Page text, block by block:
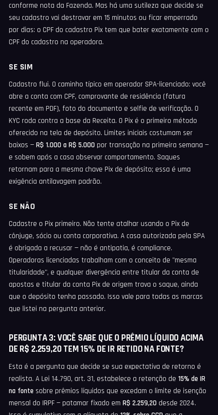
conforme nota da Fazenda. Mas há uma sutileza que decide se
seu cadastro vai destravar em 15 minutos ou ficar emperrado
por dias: o CPF do cadastro Pix tem que bater exatamente com o
CPF do cadastro na operadora.
SE SIM
Cadastro flui. O caminho típico em operador SPA-licenciado: você
abre a conta com CPF, comprovante de residência (fatura
recente em PDF), foto do documento e selfie de verificação. O
KYC roda contra a base da Receita. O Pix é o primeiro método
oferecido na tela de depósito. Limites iniciais costumam ser
baixos — R$ 1.000 a R$ 5.000 por transação na primeira semana —
e sobem após a casa observar comportamento. Saques
retornam para a mesma chave Pix de depósito; essa é uma
exigência antilavagem padrão.
SE NÃO
Cadastre o Pix primeiro. Não tente atalhar usando o Pix de
cônjuge, sócio ou conta corporativa. A casa autorizada pela SPA
é obrigada a recusar — não é antipatia, é compliance.
Operadoras licenciadas trabalham com o conceito de "mesma
titularidade", e qualquer divergência entre titular da conta de
apostas e titular da conta Pix de origem trava o saque, ainda
que o depósito tenha passado. Isso vale para todas as marcas
que listei na pergunta anterior.
PERGUNTA 3: VOCÊ SABE QUE O PRÊMIO LÍQUIDO ACIMA
DE R$ 2.259,20 TEM 15% DE IR RETIDO NA FONTE?
Esta é a pergunta que decide se sua expectativa de retorno é
realista. A Lei 14.790, art. 31, estabelece a retenção de 15% de IR
na fonte sobre prêmios líquidos que excedam o limite de isenção
mensal do IRPF — patamar fixado em R$ 2.259,20 desde 2024.